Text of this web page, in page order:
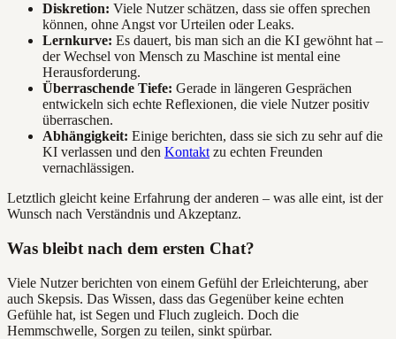
Diskretion: Viele Nutzer schätzen, dass sie offen sprechen
können, ohne Angst vor Urteilen oder Leaks.
Lernkurve: Es dauert, bis man sich an die KI gewöhnt hat –
der Wechsel von Mensch zu Maschine ist mental eine
Herausforderung.
Überraschende Tiefe: Gerade in längeren Gesprächen
entwickeln sich echte Reflexionen, die viele Nutzer positiv
überraschen.
Abhängigkeit: Einige berichten, dass sie sich zu sehr auf die
KI verlassen und den Kontaktzu echten Freunden
vernachlässigen.
Letztlich gleicht keine Erfahrung der anderen – was alle eint, ist der
Wunsch nach Verständnis und Akzeptanz.
Was bleibt nach dem ersten Chat?
Viele Nutzer berichten von einem Gefühl der Erleichterung, aber
auch Skepsis. Das Wissen, dass das Gegenüber keine echten
Gefühle hat, ist Segen und Fluch zugleich. Doch die
Hemmschwelle, Sorgen zu teilen, sinkt spürbar.